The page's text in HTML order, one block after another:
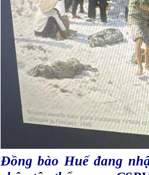
Đồng bào Huế đang